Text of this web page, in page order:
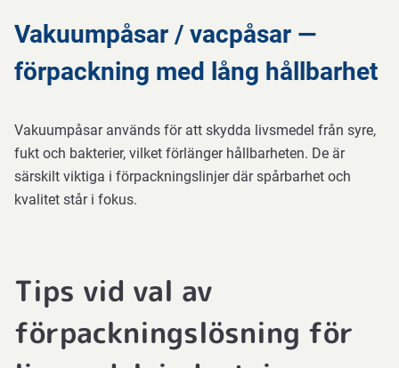
Vakuumpåsar / vacpåsar —
förpackning med lång hållbarhet
Vakuumpåsar används för att skydda livsmedel från syre,
fukt och bakterier, vilket förlänger hållbarheten. De är
särskilt viktiga i förpackningslinjer där spårbarhet och
kvalitet står i fokus.
Tips vid val av
förpackningslösning för